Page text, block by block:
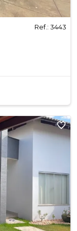
Ref.: 3443